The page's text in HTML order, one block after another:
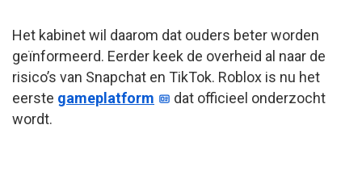
Het kabinet wil daarom dat ouders beter worden
geïnformeerd. Eerder keek de overheid al naar de
risico’s van Snapchat en TikTok. Roblox is nu het
eerste gameplatform
dat officieel onderzocht
wordt.